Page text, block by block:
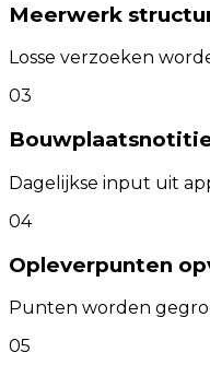
Meerwerk
Losse verzoeken
03
Dagelijkse input uit
04
Opleverpunten
Punten worden
05